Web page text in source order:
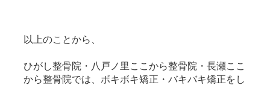
以上のことから、
ひがし整骨院・八戸ノ里ここから整骨院・長瀬ここ
から整骨院では、ボキボキ矯正・バキバキ矯正をし